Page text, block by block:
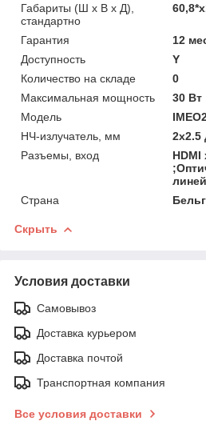
Габариты (Ш х В х Д),
стандартно
Гарантия
12
Доступность
Y
Количество на складе
0
Максимальная мощность
30 Вт
Модель
НЧ-излучатель, мм
Разъемы, вход
HDMI
Страна
Скрыть
Условия доставки
Самовывоз
Доставка курьером
Доставка почтой
Транспортная компания
Все условия доставки